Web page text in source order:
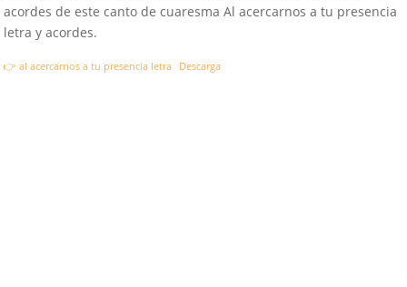
acordes de este canto de cuaresma Al acercarnos a tu presencia
letra y acordes.
👉 al acercarnos a tu presencia letra Descarga